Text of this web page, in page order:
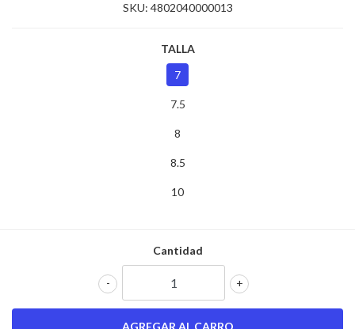
SKU: 4802040000013
TALLA
7
7.5
8
8.5
10
Cantidad
+
-